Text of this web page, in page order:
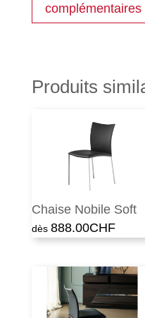
complémentaires
Produits
Chaise Nobile Soft
888.00CHF